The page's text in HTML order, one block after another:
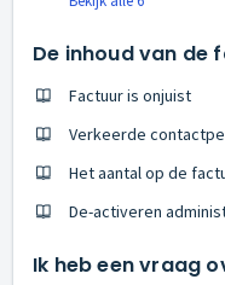
De inhoud van de
Factuur is onjuist
Verkeerde
Het aantal op de
De-activeren
Ik heb een vraag